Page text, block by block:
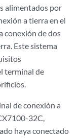
alimentados por
a tierra en el
conexión de dos
Este sistema
terminal de
de conexión a
32C,
haya conectado